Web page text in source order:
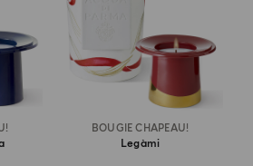
BOUGIE CHAPEAU!
Legàmi